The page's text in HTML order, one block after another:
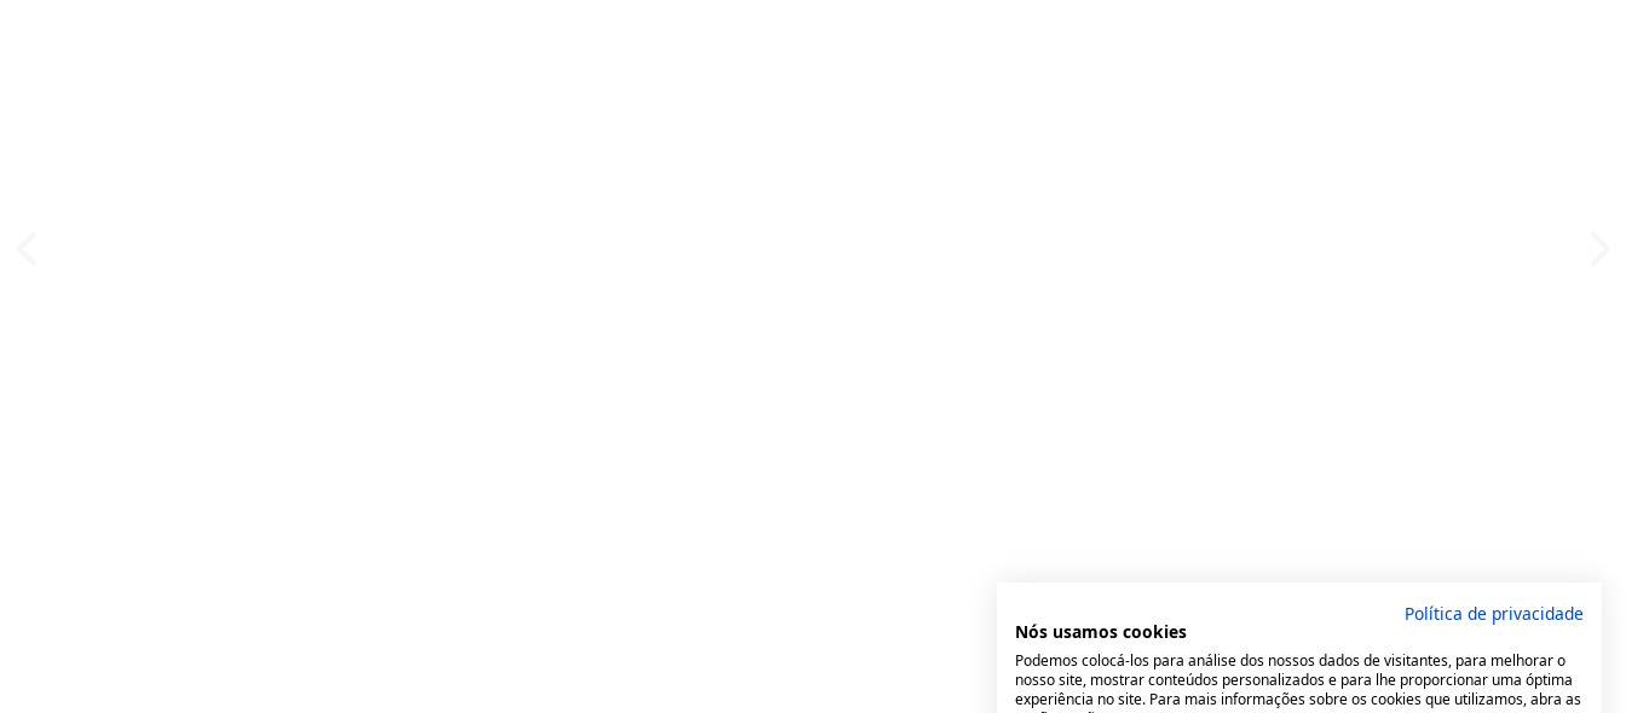
Política de privacidade
Nós usamos cookies
Podemos colocá-los para análise dos nossos dados de visitantes, para melhorar o
nosso site, mostrar conteúdos personalizados e para lhe proporcionar uma óptima
experiência no site. Para mais informações sobre os cookies que utilizamos, abra as